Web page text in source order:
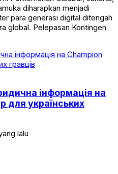
diharapkan menjadi
para generasi digital ditengah
global. Pelepasan Kontingen
інформація на
для українських
lalu